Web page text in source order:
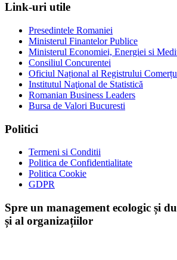
Link-uri utile
Presedintele Romaniei
Ministerul Finantelor Publice
Ministerul Economiei, Energiei si
Consiliul Concurentei
Oficiul Național al Registrului
Institutul Naţional de Statistică
Romanian Business Leaders
Bursa de Valori Bucuresti
Politici
Termeni si Conditii
Politica de Confidentialitate
Politica Cookie
GDPR
Spre un management ecologic și
și al organizațiilor